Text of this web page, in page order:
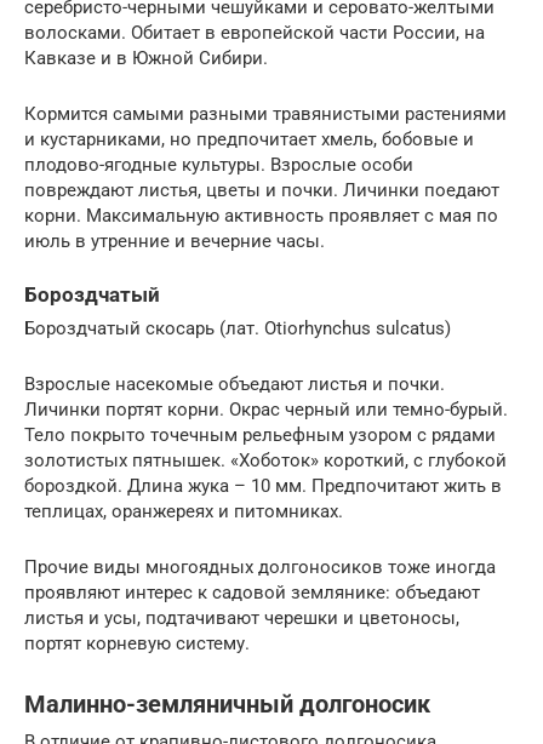
серебристо-черными чешуйками и серовато-желтыми
волосками. Обитает в европейской части России, на
Кавказе и в Южной Сибири.
Кормится самыми разными травянистыми растениями
и кустарниками, но предпочитает хмель, бобовые и
плодово-ягодные культуры. Взрослые особи
повреждают листья, цветы и почки. Личинки поедают
корни. Максимальную активность проявляет с мая по
июль в утренние и вечерние часы.
Бороздчатый
Бороздчатый скосарь (лат. Otiorhynchus sulcatus)
Взрослые насекомые объедают листья и почки.
Личинки портят корни. Окрас черный или темно-бурый.
Тело покрыто точечным рельефным узором с рядами
золотистых пятнышек. «Хоботок» короткий, с глубокой
бороздкой. Длина жука – 10 мм. Предпочитают жить в
теплицах, оранжереях и питомниках.
Прочие виды многоядных долгоносиков тоже иногда
проявляют интерес к садовой землянике: объедают
листья и усы, подтачивают черешки и цветоносы,
портят корневую систему.
Малинно-земляничный долгоносик